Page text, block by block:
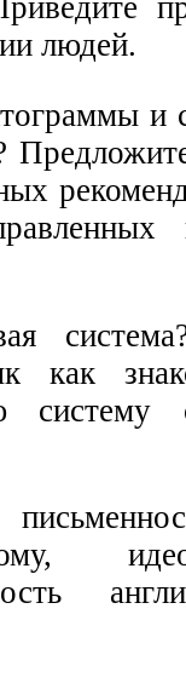
людей.
и
как
систему